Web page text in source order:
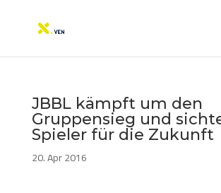
JBBL kämpft um den
Gruppensieg und
Spieler für die Zukunft
20. Apr 2016